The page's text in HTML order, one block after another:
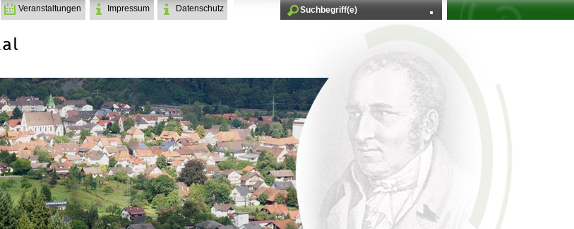
Veranstaltungen Impressum Datenschutz